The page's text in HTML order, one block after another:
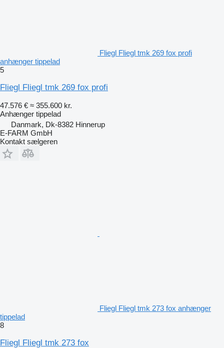
Fliegl Fliegl tmk 269 fox profi
anhænger tippelad
5
Fliegl Fliegl tmk 269 fox profi
47.576 € ≈ 355.600 kr.
Anhænger tippelad
Danmark, Dk-8382 Hinnerup
E-FARM GmbH
Kontakt sælgeren
Fliegl Fliegl tmk 273 fox anhænger
tippelad
8
Fliegl Fliegl tmk 273 fox